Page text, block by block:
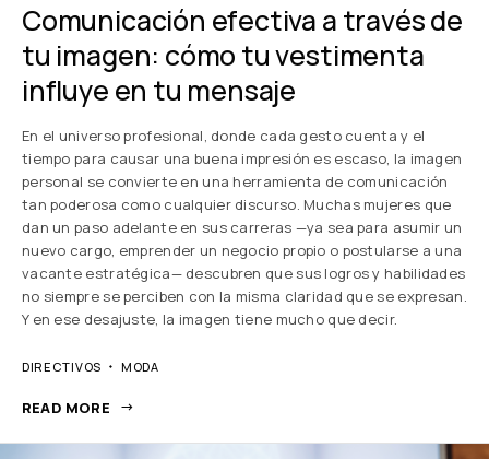
Comunicación efectiva a través de
tu imagen: cómo tu vestimenta
influye en tu mensaje
En el universo profesional, donde cada gesto cuenta y el
tiempo para causar una buena impresión es escaso, la imagen
personal se convierte en una herramienta de comunicación
tan poderosa como cualquier discurso. Muchas mujeres que
dan un paso adelante en sus carreras —ya sea para asumir un
nuevo cargo, emprender un negocio propio o postularse a una
vacante estratégica— descubren que sus logros y habilidades
no siempre se perciben con la misma claridad que se expresan.
Y en ese desajuste, la imagen tiene mucho que decir.
DIRECTIVOS MODA
READ MORE